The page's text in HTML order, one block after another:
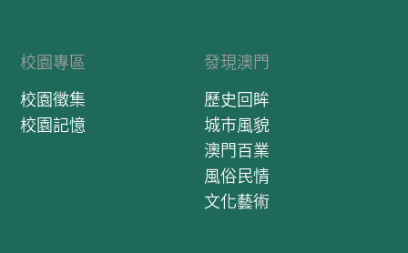
校園專區
校園徵集
校園記憶
發現澳門
歷史回眸
城市風貌
澳門百業
風俗民情
文化藝術